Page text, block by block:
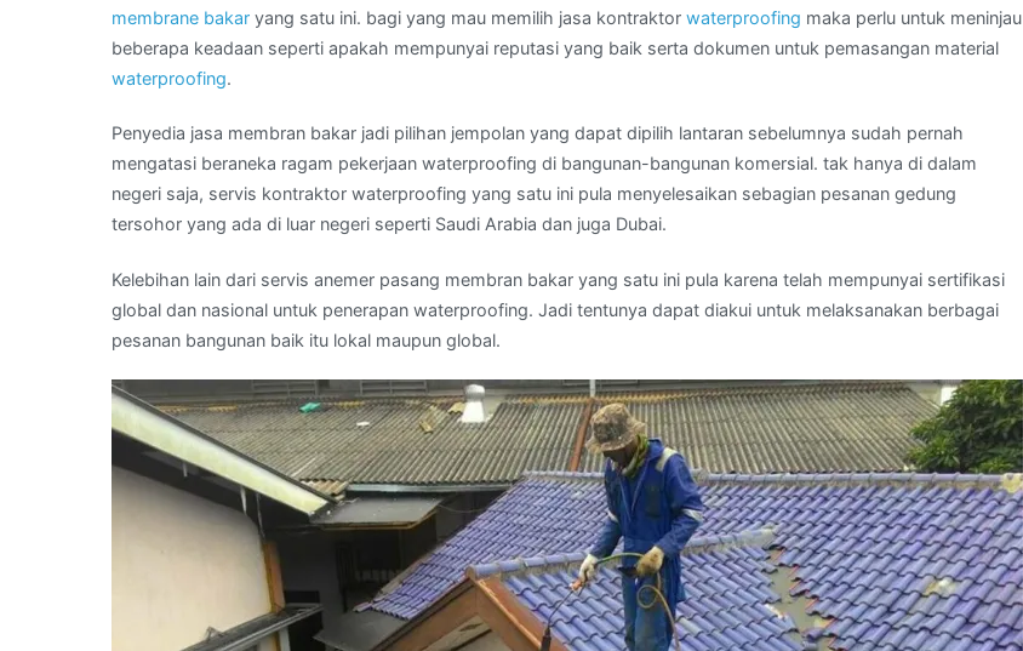
di
Wilayah
membrane bakar yang satu ini. bagi yang mau memilih jasa kontraktor waterproofing maka perlu untuk meninjau
beberapa keadaan seperti apakah mempunyai reputasi yang baik serta dokumen untuk pemasangan material
waterproofing.
Penyedia jasa membran bakar jadi pilihan jempolan yang dapat dipilih lantaran sebelumnya sudah pernah
mengatasi beraneka ragam pekerjaan waterproofing di bangunan-bangunan komersial. tak hanya di dalam
negeri saja, servis kontraktor waterproofing yang satu ini pula menyelesaikan sebagian pesanan gedung
tersohor yang ada di luar negeri seperti Saudi Arabia dan juga Dubai.
Kelebihan lain dari servis anemer pasang membran bakar yang satu ini pula karena telah mempunyai sertifikasi
global dan nasional untuk penerapan waterproofing. Jadi tentunya dapat diakui untuk melaksanakan berbagai
pesanan bangunan baik itu lokal maupun global.